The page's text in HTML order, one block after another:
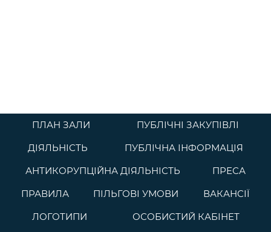
ПЛАН ЗАЛИ
ПУБЛІЧНІ ЗАКУПІВЛІ
ДІЯЛЬНІСТЬ
ПУБЛІЧНА ІНФОРМАЦІЯ
АНТИКОРУПЦІЙНА ДІЯЛЬНІСТЬ
ПРЕСА
ПРАВИЛА
ПІЛЬГОВІ УМОВИ
ВАКАНСІЇ
ЛОГОТИПИ
ОСОБИСТИЙ КАБІНЕТ